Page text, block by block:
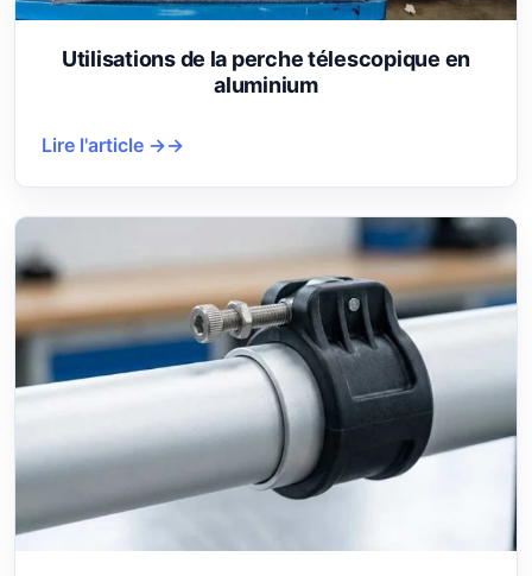
Utilisations de la perche télescopique en
aluminium
Lire l'article →